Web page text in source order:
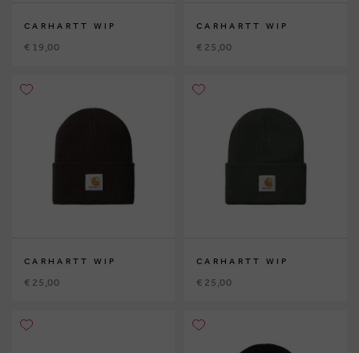
CARHARTT WIP
€ 19,00
CARHARTT WIP
€ 25,00
CARHARTT WIP
€ 25,00
CARHARTT WIP
€ 25,00